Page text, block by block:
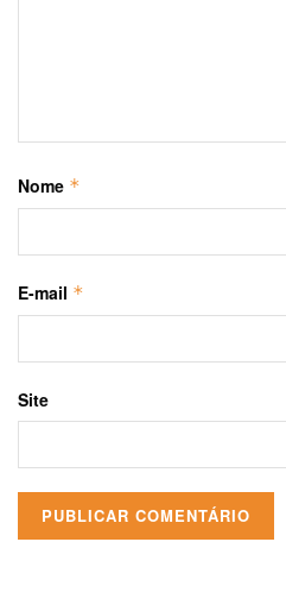
Nome *
E-mail *
Site